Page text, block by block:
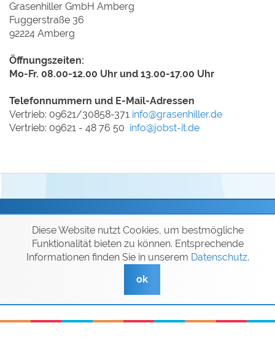
Diese Website nutzt Cookies, um bestmögliche
Funktionalität bieten zu können. Entsprechende
Informationen finden Sie in unserem Datenschutz.
ok
Grasenhiller GmbH Amberg
Fuggerstraße 36
92224 Amberg
Öffnungszeiten:
Mo-Fr. 08.00-12.00 Uhr und 13.00-17.00 Uhr
Telefonnummern und E-Mail-Adressen
Vertrieb: 09621/30858-371 info@grasenhiller.de
Vertrieb: 09621 - 48 76 50 info@jobst-it.de
JOBST IT © 2026
Impressum